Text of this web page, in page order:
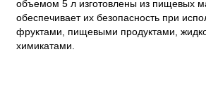
объемом 5 л изготовлены из пищевых
обеспечивает их безопасность при
фруктами, пищевыми продуктами,
химикатами.